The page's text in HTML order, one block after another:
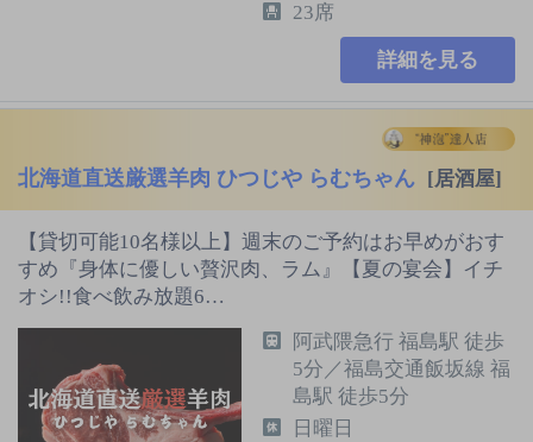
23席
詳細を見る
北海道直送厳選羊肉 ひつじや らむちゃん [居酒屋]
【貸切可能10名様以上】週末のご予約はお早めがおす
すめ『身体に優しい贅沢肉、ラム』【夏の宴会】イチ
オシ!!食べ飲み放題6…
阿武隈急行 福島駅 徒歩
5分／福島交通飯坂線 福
島駅 徒歩5分
日曜日